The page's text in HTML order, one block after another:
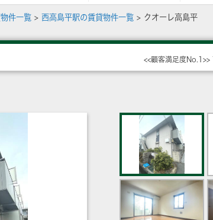
件一覧 > 西高島平駅の賃貸物件一覧 > クオーレ高島平
<<顧客満足度No.1>>